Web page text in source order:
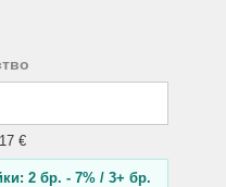
€
2 бр. - 7% / 3+ бр.